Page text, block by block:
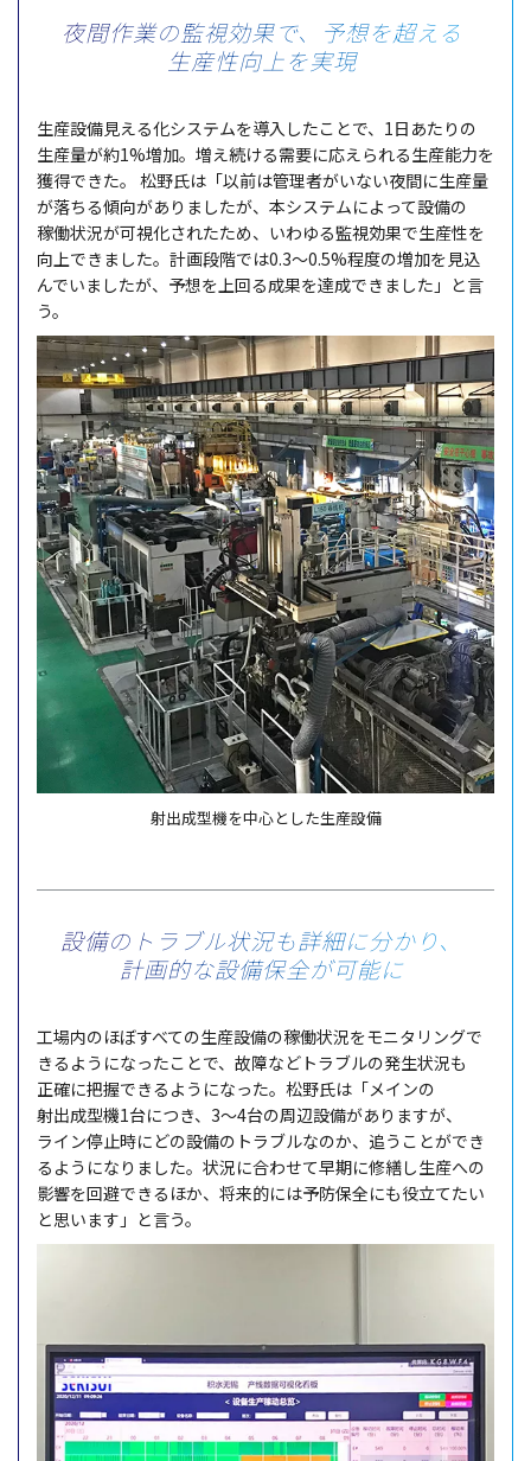
夜間作業の監視効果で、予想を超える
生産性向上を実現
生産設備見える化システムを導入 したことで、1日あたりの
生産量が約1%増加。増え続ける需要に応えられる生産能力を
獲得できた。 松野氏は「以前は管理者がいない夜間に生産量
が落ちる傾向がありましたが、本システムによって設備の
稼働状況が可視化されたため、いわゆる監視効果で生産性を
向上できました。 計画段階では0.3〜0.5%程度の増加を見込
んでいましたが、 予想を上回る成果を達成できました」と言
う。
射出成型機を中心とした生産設備
設備のトラブル状況も詳細に分かり、
計画的な設備保全が可能に
工場内のほぼすべての生産設備の稼働状況をモニタリングで
きるようになったことで、 故障など トラブルの発生状況も
正確に把握できるようになった。 松野氏は「メインの
射出成型機1台につき、3〜4台の周辺設備がありますが、
ライン停止時にどの設備の トラブルなのか、追うことができ
るようになりました。 状況に合わせて早期に修繕し生産への
影響を回避できるほか、 将来的には予防保全にも役立てたい
と思います」と言う。